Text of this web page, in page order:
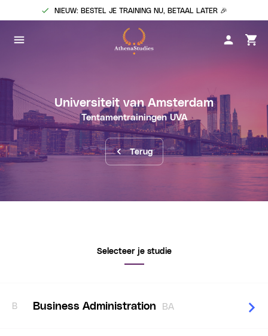
NIEUW: BESTEL JE TRAINING NU, BETAAL LATER 🎉
Terug
Universiteit van Amsterdam
Tentamentrainingen UVA
Selecteer je studie
B Business Administration BA